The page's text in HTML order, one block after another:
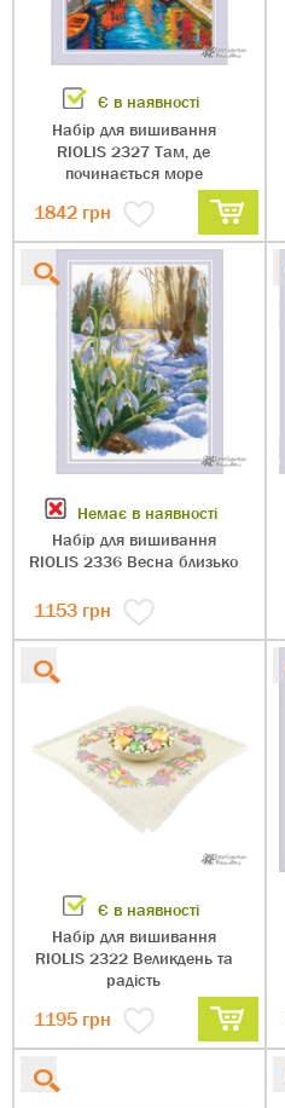
Є в наявності
Набір для вишивання
RIOLIS 2327 Там, де
починається море
1842грн
Немає в наявності
Набір для вишивання
RIOLIS 2336 Весна близько
1153грн
Є в наявності
Набір для вишивання
RIOLIS 2322 Великдень та
радість
1195грн